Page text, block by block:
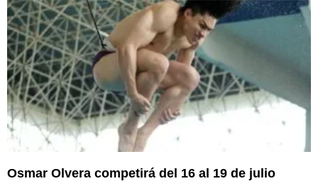
Osmar Olvera competirá del 16 al 19 de julio